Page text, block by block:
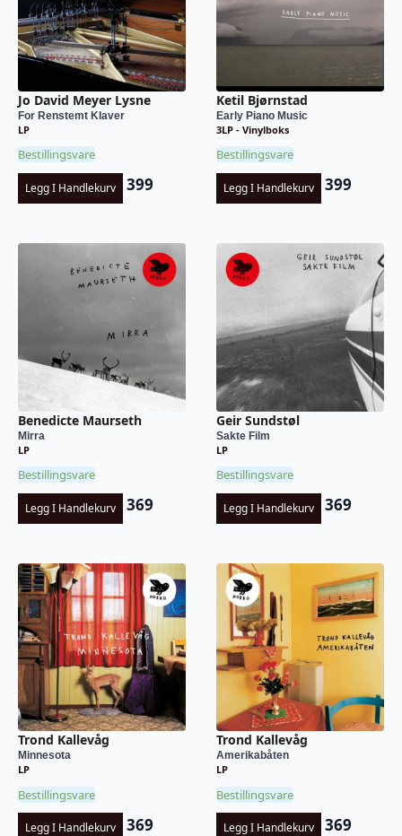
Jo David Meyer Lysne
For Renstemt Klaver
LP
Bestillingsvare
Legg I Handlekurv 399
Ketil Bjørnstad
Early Piano Music
3LP - Vinylboks
Bestillingsvare
Legg I Handlekurv 399
Benedicte Maurseth
Mirra
LP
Bestillingsvare
Legg I Handlekurv 369
Geir Sundstøl
Sakte Film
LP
Bestillingsvare
Legg I Handlekurv 369
Trond Kallevåg
Minnesota
LP
Bestillingsvare
Legg I Handlekurv 369
Trond Kallevåg
Amerikabåten
LP
Bestillingsvare
Legg I Handlekurv 369